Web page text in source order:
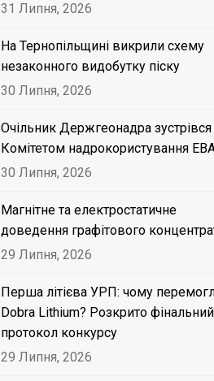
31 Липня, 2026
На Тернопільщині викрили схему
незаконного видобутку піску
30 Липня, 2026
Очільник Держгеонадра зустрівся
Комітетом надрокористування
30 Липня, 2026
Магнітне та електростатичне
доведення графітового
29 Липня, 2026
Перша літієва УРП: чому
Dobra Lithium? Розкрито фінальний
протокол конкурсу
29 Липня, 2026